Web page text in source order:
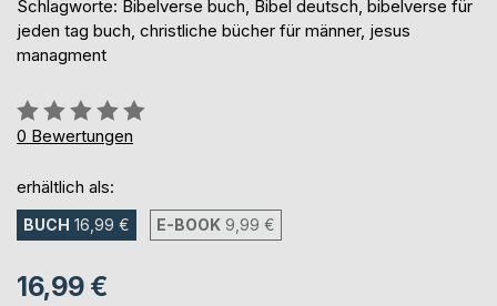
Schlagworte: Bibelverse buch, Bibel deutsch, bibelverse für
jeden tag buch, christliche bücher für männer, jesus
managment
Bewertung::
0%
0 Bewertungen
erhältlich als:
BUCH 16,99 € E-BOOK 9,99 €
16,99 €